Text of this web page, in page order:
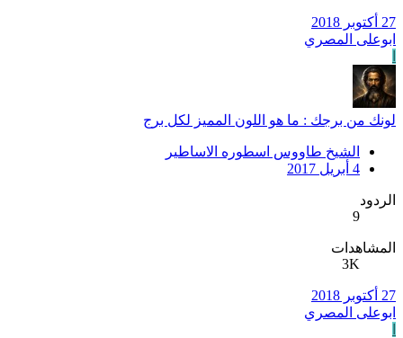
27 أكتوبر 2018
ابوعلى المصري
لونك من برجك : ما هو اللون المميز لكل برج
الشيخ طاووس اسطوره الاساطير
4 أبريل 2017
الردود
9
المشاهدات
3K
27 أكتوبر 2018
ابوعلى المصري